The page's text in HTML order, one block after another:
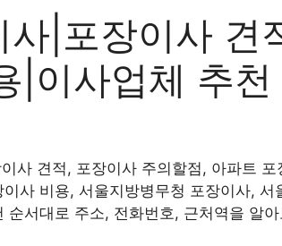
|포장이사 견
|이사업체 추천
사 견적, 포장이사 주의할점, 아파트 포
사 비용, 서울지방병무청 포장이사, 서
서대로 주소, 전화번호, 근처역을 알